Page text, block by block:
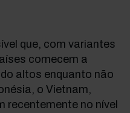
que, com variantes
comecem a
altos enquanto não
o Vietnam,
recentemente no nível